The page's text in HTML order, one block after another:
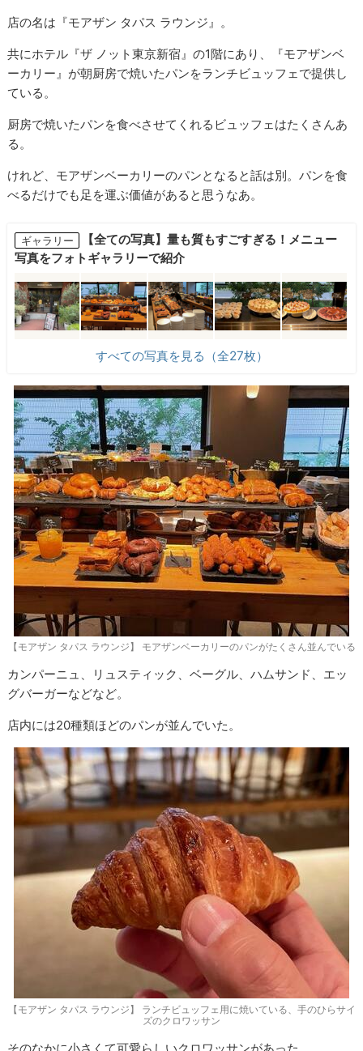
店の名は『モアザン タパス ラウンジ』。
共にホテル『ザ ノット東京新宿』の1階にあり、『モアザンベ
ーカリー』が朝厨房で焼いたパンをランチビュッフェで提供し
ている。
厨房で焼いたパンを食べさせてくれるビュッフェはたくさんあ
る。
けれど、モアザンベーカリーのパンとなると話は別。パンを食
べるだけでも足を運ぶ価値があると思うなあ。
ギャラリー
【全ての写真】量も質もすごすぎる！メニュー
写真をフォトギャラリーで紹介
すべての写真を見る（全27枚）
【モアザン タパス ラウンジ】 モアザンベーカリーのパンがたくさん並んでいる
カンパーニュ、リュスティック、ベーグル、ハムサンド、エッ
グバーガーなどなど。
店内には20種類ほどのパンが並んでいた。
【モアザン タパス ラウンジ】 ランチビュッフェ用に焼いている、手のひらサイ
ズのクロワッサン